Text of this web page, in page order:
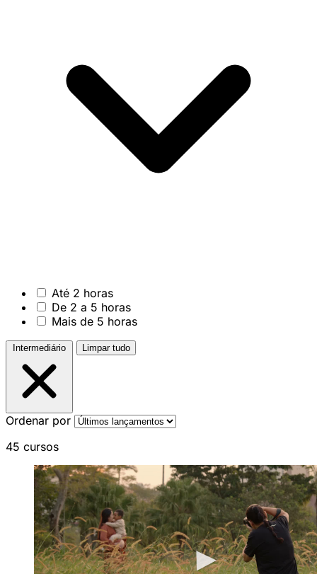
Até 2 horas
De 2 a 5 horas
Mais de 5 horas
Intermediário Limpar tudo
Ordenar por
45 cursos